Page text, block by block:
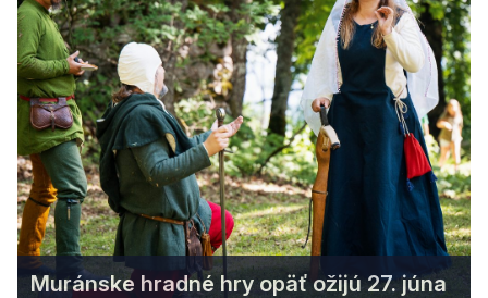
Zažite dokonalý oddych v Chate Listonka –
novej dizajnovej chate ukrytej v areáli
Obroviska, kde sa spája moderný komfort s
pokojom prírody. Ideálne miesto pre rodiny aj
priateľov, ktorí hľadajú súkromie, štýl a
nezabudnuteľnú atmosféru.
Zistiť viac
Muránske hradné hry opäť ožijú 27. júna